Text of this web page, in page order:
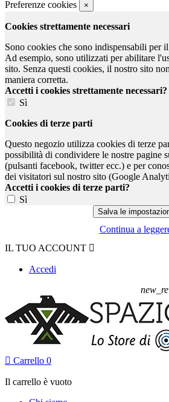
Preferenze cookies ×
Cookies strettamente necessari
Sono cookies che sono indispensabili per
Ad esempio, sono utilizzati per abilitare
sito. Senza questi cookies, il nostro sito
maniera corretta.
Accetti i cookies strettamente necessari?
Sì
Cookies di terze parti
Questo negozio utilizza cookies di terze
possibilità di condividere le nostre pagine
(pulsanti facebook, twitter ecc.) e per
dei visitatori sul nostro sito (Google
Accetti i cookies di terze parti?
Sì
Continua a
IL TUO ACCOUNT 
Accedi
 Carrello 0
Il carrello è vuoto